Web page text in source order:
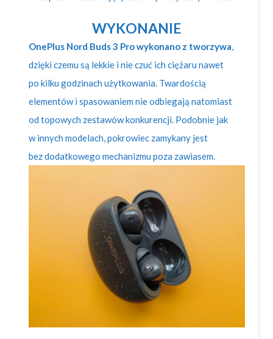
WYKONANIE
OnePlus Nord Buds 3 Pro wykonano z tworzywa,
dzięki czemu są lekkie i nie czuć ich ciężaru nawet
po kilku godzinach użytkowania. Twardością
elementów i spasowaniem nie odbiegają natomiast
od topowych zestawów konkurencji. Podobnie jak
w innych modelach, pokrowiec zamykany jest
bez dodatkowego mechanizmu poza zawiasem.